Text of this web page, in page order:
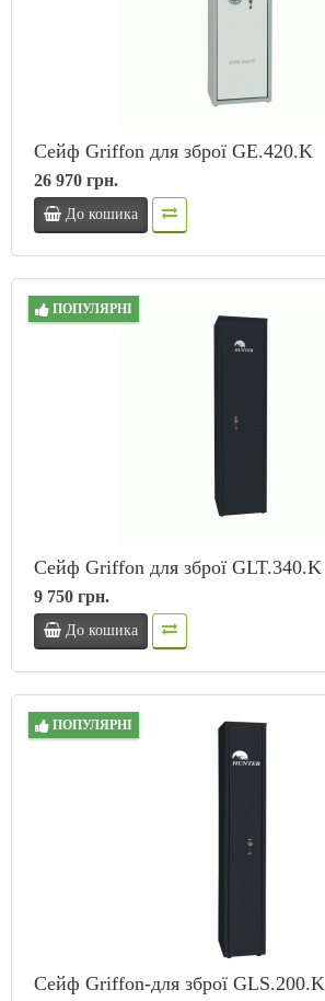
Сейф Griffon для зброї GE.420.K
26 970 грн.
До кошика
ПОПУЛЯРНІ
Сейф Griffon для зброї GLT.340.K
9 750 грн.
До кошика
ПОПУЛЯРНІ
Сейф Griffon-для зброї GLS.200.K